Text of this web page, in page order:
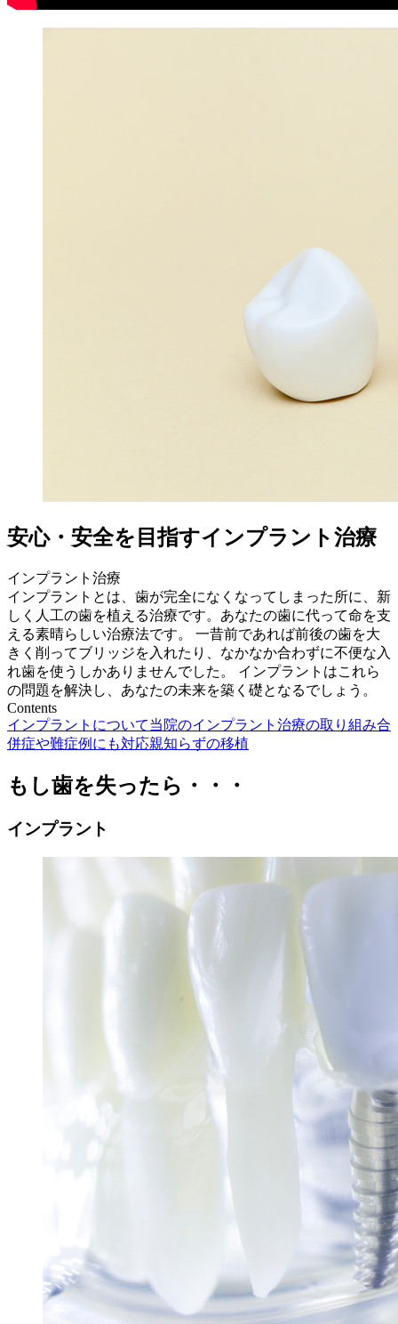
安心・安全を目指すインプラント治療
インプラント治療
インプラントとは、歯が完全になくなってしまった所に、新
しく人工の歯を植える治療です。あなたの歯に代って命を支
える素晴らしい治療法です。 一昔前であれば前後の歯を大
きく削ってブリッジを入れたり、なかなか合わずに不便な入
れ歯を使うしかありませんでした。 インプラントはこれら
の問題を解決し、あなたの未来を築く礎となるでしょう。
Contents
インプラントについて当院のインプラント治療の取り組み合
併症や難症例にも対応親知らずの移植
もし歯を失ったら・・・
インプラント